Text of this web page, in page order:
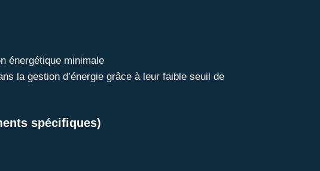
énergétique minimale
la gestion d’énergie grâce à leur faible seuil de
spécifiques)